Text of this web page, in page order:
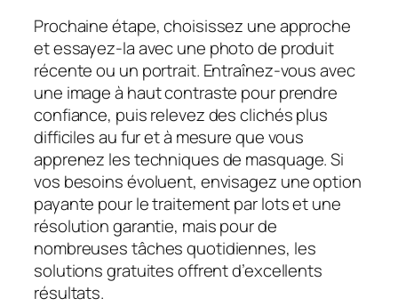
Prochaine étape, choisissez une approche
et essayez-la avec une photo de produit
récente ou un portrait. Entraînez-vous avec
une image à haut contraste pour prendre
confiance, puis relevez des clichés plus
difficiles au fur et à mesure que vous
apprenez les techniques de masquage. Si
vos besoins évoluent, envisagez une option
payante pour le traitement par lots et une
résolution garantie, mais pour de
nombreuses tâches quotidiennes, les
solutions gratuites offrent d’excellents
résultats.